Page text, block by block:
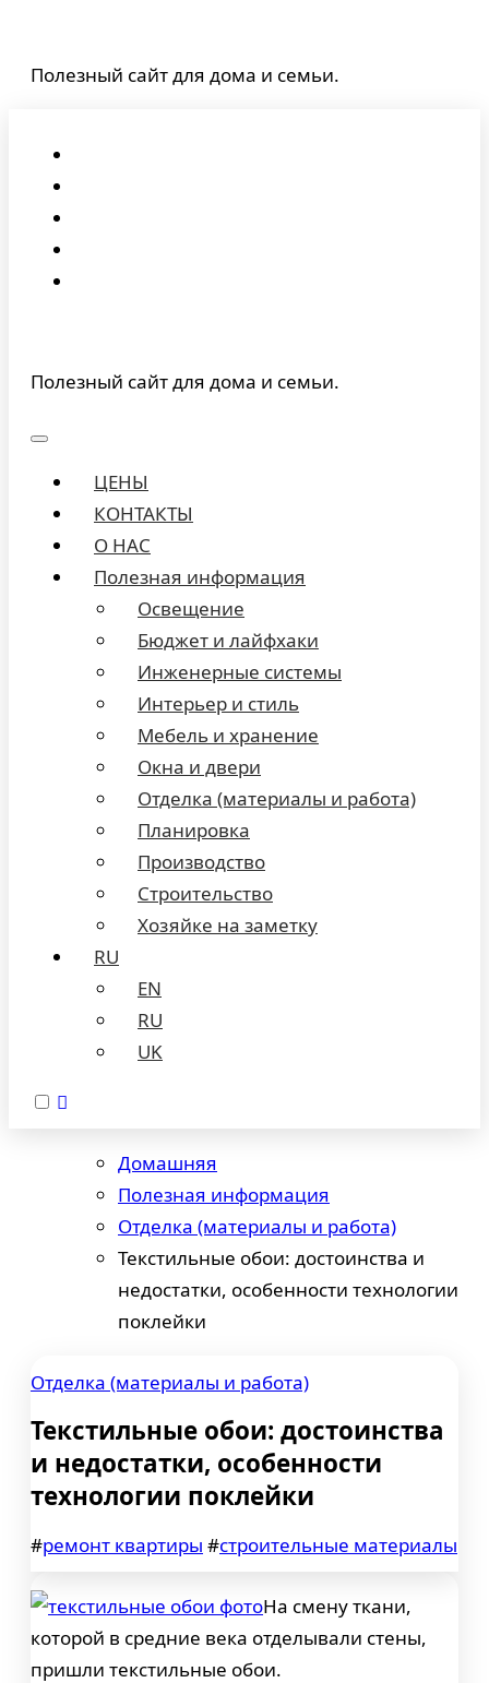
содержимому
Полезный сайт для дома и семьи.
Полезный сайт для дома и семьи.
ЦЕНЫ
КОНТАКТЫ
О НАС
Полезная информация
Освещение
Бюджет и лайфхаки
Инженерные системы
Интерьер и стиль
Мебель и хранение
Окна и двери
Отделка (материалы и работа)
Планировка
Производство
Строительство
Хозяйке на заметку
RU
EN
RU
UK
Домашняя
Полезная информация
Отделка (материалы и работа)
Текстильные обои: достоинства и
недостатки, особенности технологии
поклейки
Отделка (материалы и работа)
Текстильные обои: достоинства
и недостатки, особенности
технологии поклейки
#ремонт квартиры #строительные материалы
На смену ткани,
которой в средние века отделывали стены,
пришли текстильные обои.